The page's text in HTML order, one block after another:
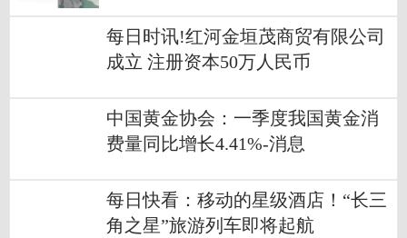
每日时讯!红河金垣茂商贸有限公司
成立 注册资本50万人民币
中国黄金协会：一季度我国黄金消
费量同比增长4.41%-消息
每日快看：移动的星级酒店！“长三
角之星”旅游列车即将起航